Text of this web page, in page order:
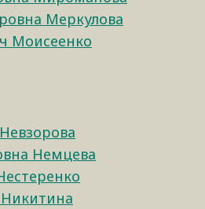
Меркулова
Моисеенко
Немцева